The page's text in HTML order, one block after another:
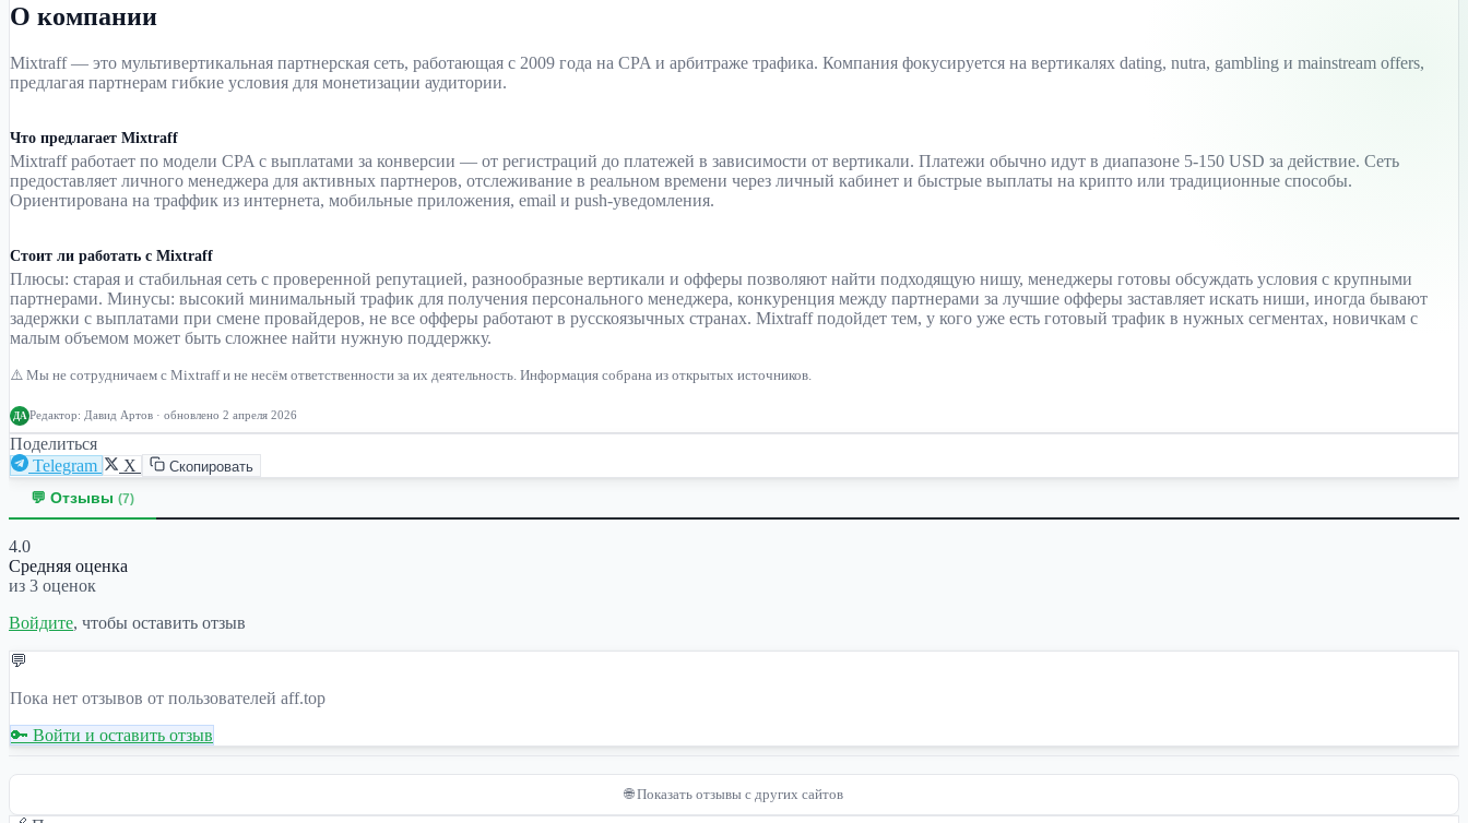
О компании
Mixtraff — это мультивертикальная партнерская сеть, работающая с 2009 года на CPA и арбитраже трафика. Компания фокусируется на вертикалях dating, nutra, gambling и mainstream offers,
предлагая партнерам гибкие условия для монетизации аудитории.
Что предлагает Mixtraff
Mixtraff работает по модели CPA с выплатами за конверсии — от регистраций до платежей в зависимости от вертикали. Платежи обычно идут в диапазоне 5-150 USD за действие. Сеть
предоставляет личного менеджера для активных партнеров, отслеживание в реальном времени через личный кабинет и быстрые выплаты на крипто или традиционные способы.
Ориентирована на траффик из интернета, мобильные приложения, email и push-уведомления.
Стоит ли работать с Mixtraff
Плюсы: старая и стабильная сеть с проверенной репутацией, разнообразные вертикали и офферы позволяют найти подходящую нишу, менеджеры готовы обсуждать условия с крупными
партнерами. Минусы: высокий минимальный трафик для получения персонального менеджера, конкуренция между партнерами за лучшие офферы заставляет искать ниши, иногда бывают
задержки с выплатами при смене провайдеров, не все офферы работают в русскоязычных странах. Mixtraff подойдет тем, у кого уже есть готовый трафик в нужных сегментах, новичкам с
малым объемом может быть сложнее найти нужную поддержку.
⚠️ Мы не сотрудничаем с Mixtraff и не несём ответственности за их деятельность. Информация собрана из открытых источников.
ДА Редактор: Давид Артов · обновлено 2 апреля 2026
Поделиться
Telegram
X Скопировать
💬 Отзывы (7)
4.0
Средняя оценка
из 3 оценок
Войдите, чтобы оставить отзыв
💬
Пока нет отзывов от пользователей aff.top
🔑 Войти и оставить отзыв
🌐 Показать отзывы с других сайтов